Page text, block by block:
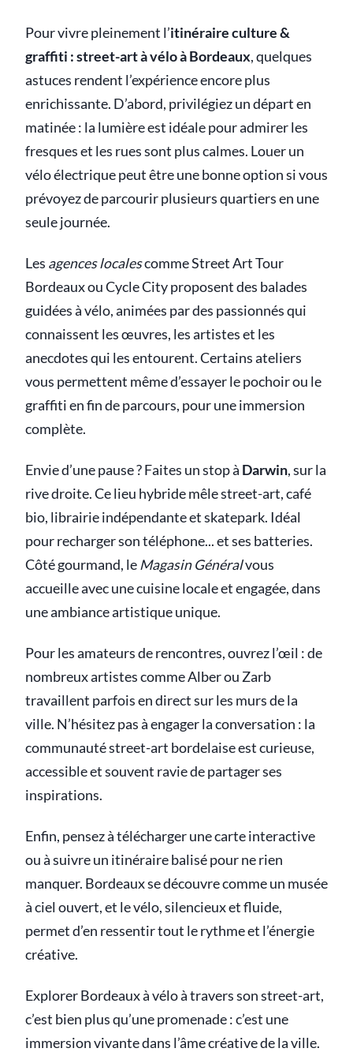
Pour vivre pleinement l’itinéraire culture &
graffiti : street-art à vélo à Bordeaux, quelques
astuces rendent l’expérience encore plus
enrichissante. D’abord, privilégiez un départ en
matinée : la lumière est idéale pour admirer les
fresques et les rues sont plus calmes. Louer un
vélo électrique peut être une bonne option si vous
prévoyez de parcourir plusieurs quartiers en une
seule journée.
Les agences localescomme Street Art Tour
Bordeaux ou Cycle City proposent des balades
guidées à vélo, animées par des passionnés qui
connaissent les œuvres, les artistes et les
anecdotes qui les entourent. Certains ateliers
vous permettent même d’essayer le pochoir ou le
graffiti en fin de parcours, pour une immersion
complète.
Envie d’une pause ? Faites un stop à Darwin, sur la
rive droite. Ce lieu hybride mêle street-art, café
bio, librairie indépendante et skatepark. Idéal
pour recharger son téléphone... et ses batteries.
Côté gourmand, le Magasin Généralvous
accueille avec une cuisine locale et engagée, dans
une ambiance artistique unique.
Pour les amateurs de rencontres, ouvrez l’œil : de
nombreux artistes comme Alber ou Zarb
travaillent parfois en direct sur les murs de la
ville. N’hésitez pas à engager la conversation : la
communauté street-art bordelaise est curieuse,
accessible et souvent ravie de partager ses
inspirations.
Enfin, pensez à télécharger une carte interactive
ou à suivre un itinéraire balisé pour ne rien
manquer. Bordeaux se découvre comme un musée
à ciel ouvert, et le vélo, silencieux et fluide,
permet d’en ressentir tout le rythme et l’énergie
créative.
Explorer Bordeaux à vélo à travers son street-art,
c’est bien plus qu’une promenade : c’est une
immersion vivante dans l’âme créative de la ville.